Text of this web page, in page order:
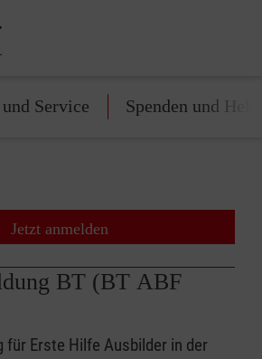
Service Spenden und
Jetzt anmelden
BT (BT ABF
Erste Hilfe Ausbilder in der